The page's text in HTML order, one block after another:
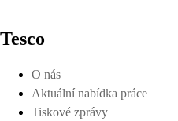
Tesco
O nás
Aktuální nabídka práce
Tiskové zprávy